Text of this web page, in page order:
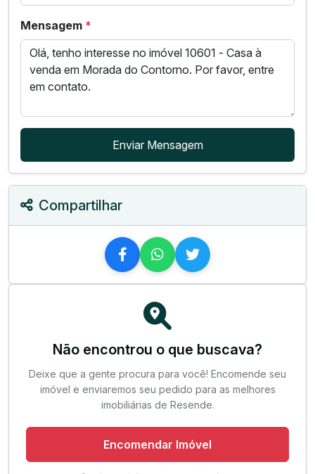
Mensagem *
Enviar Mensagem
Compartilhar
Não encontrou o que buscava?
Deixe que a gente procura para você! Encomende seu
imóvel e enviaremos seu pedido para as melhores
imobiliárias de Resende.
Encomendar Imóvel